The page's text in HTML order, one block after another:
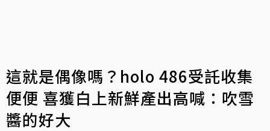
這就是偶像嗎？holo 486受託收集
便便 喜獲白上新鮮產出高喊：吹雪
醬的好大